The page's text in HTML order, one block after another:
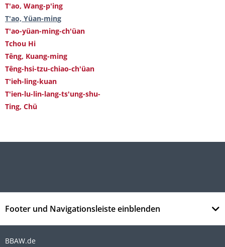
T'ao, Wang-p'ing
T'ao, Yüan-ming
T'ao-yüan-ming-ch'üan
Tchou Hi
Têng, Kuang-ming
Têng-hsi-tzu-chiao-ch'üan
T'ieh-ling-kuan
T'ien-lu-lin-lang-ts'ung-shu-
Ting, Chü
Footer und Navigationsleiste einblenden
BBAW.de